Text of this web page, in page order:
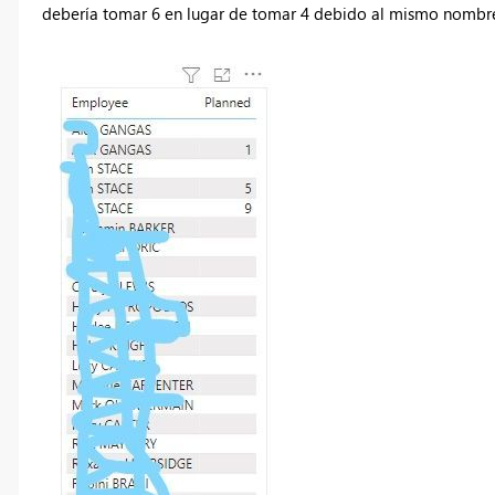
debería tomar 6 en lugar de tomar 4 debido al mismo